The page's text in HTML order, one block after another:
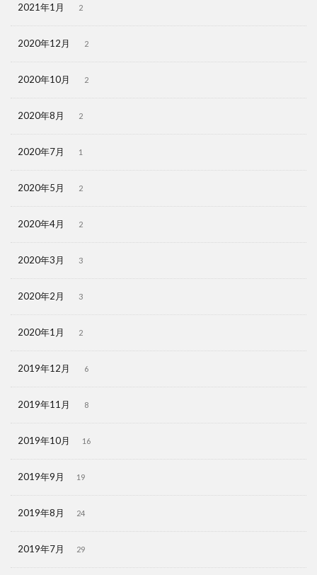
2021年1月 2
2020年12月 2
2020年10月 2
2020年8月 2
2020年7月 1
2020年5月 2
2020年4月 2
2020年3月 3
2020年2月 3
2020年1月 2
2019年12月 6
2019年11月 8
2019年10月 16
2019年9月 19
2019年8月 24
2019年7月 29